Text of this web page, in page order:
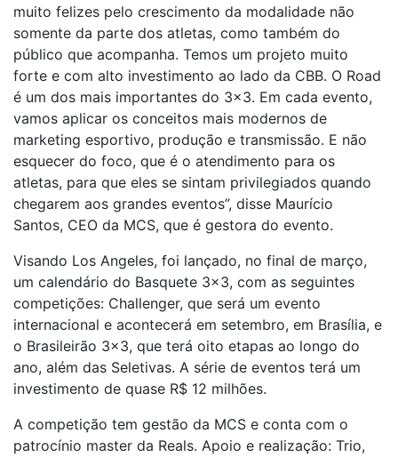
muito felizes pelo crescimento da modalidade não
somente da parte dos atletas, como também do
público que acompanha. Temos um projeto muito
forte e com alto investimento ao lado da CBB. O Road
é um dos mais importantes do 3×3. Em cada evento,
vamos aplicar os conceitos mais modernos de
marketing esportivo, produção e transmissão. E não
esquecer do foco, que é o atendimento para os
atletas, para que eles se sintam privilegiados quando
chegarem aos grandes eventos”, disse Maurício
Santos, CEO da MCS, que é gestora do evento.
Visando Los Angeles, foi lançado, no final de março,
um calendário do Basquete 3×3, com as seguintes
competições: Challenger, que será um evento
internacional e acontecerá em setembro, em Brasília, e
o Brasileirão 3×3, que terá oito etapas ao longo do
ano, além das Seletivas. A série de eventos terá um
investimento de quase R$ 12 milhões.
A competição tem gestão da MCS e conta com o
patrocínio master da Reals. Apoio e realização: Trio,